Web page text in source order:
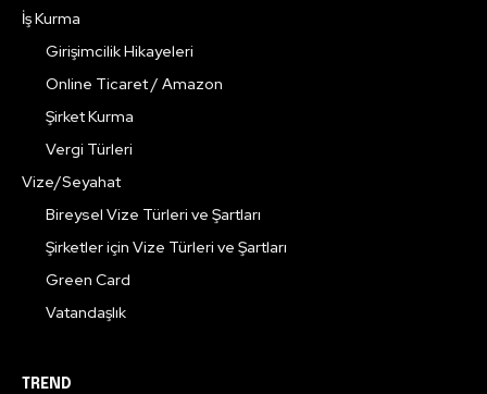
İş Kurma
Girişimcilik Hikayeleri
Online Ticaret / Amazon
Şirket Kurma
Vergi Türleri
Vize/Seyahat
Bireysel Vize Türleri ve Şartları
Şirketler için Vize Türleri ve Şartları
Green Card
Vatandaşlık
TREND